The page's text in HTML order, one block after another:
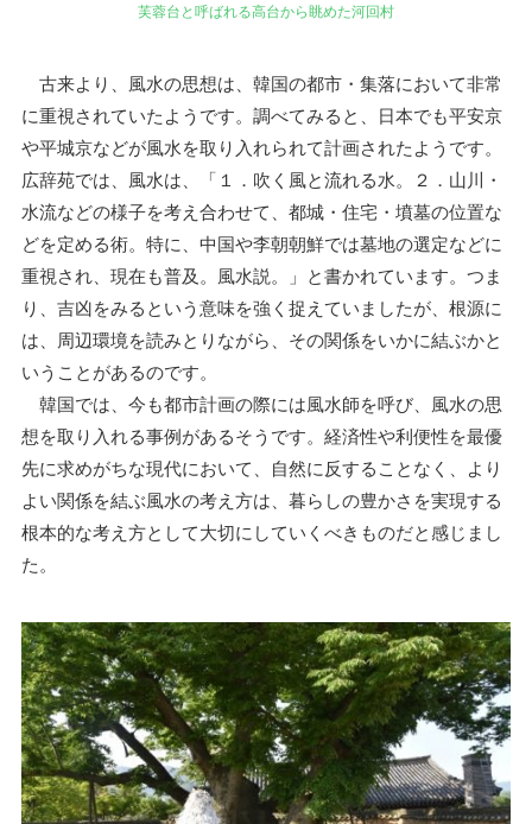
芙蓉台と呼ばれる高台から眺めた河回村
古来より、風水の思想は、韓国の都市・集落において非常
に重視されていたようです。調べてみると、日本でも平安京
や平城京などが風水を取り入れられて計画されたようです。
広辞苑では、風水は、「１．吹く風と流れる水。２．山川・
水流などの様子を考え合わせて、都城・住宅・墳墓の位置な
どを定める術。特に、中国や李朝朝鮮では墓地の選定などに
重視され、現在も普及。風水説。」と書かれています。つま
り、吉凶をみるという意味を強く捉えていましたが、根源に
は、周辺環境を読みとりながら、その関係をいかに結ぶかと
いうことがあるのです。
韓国では、今も都市計画の際には風水師を呼び、風水の思
想を取り入れる事例があるそうです。経済性や利便性を最優
先に求めがちな現代において、自然に反することなく、より
よい関係を結ぶ風水の考え方は、暮らしの豊かさを実現する
根本的な考え方として大切にしていくべきものだと感じまし
た。